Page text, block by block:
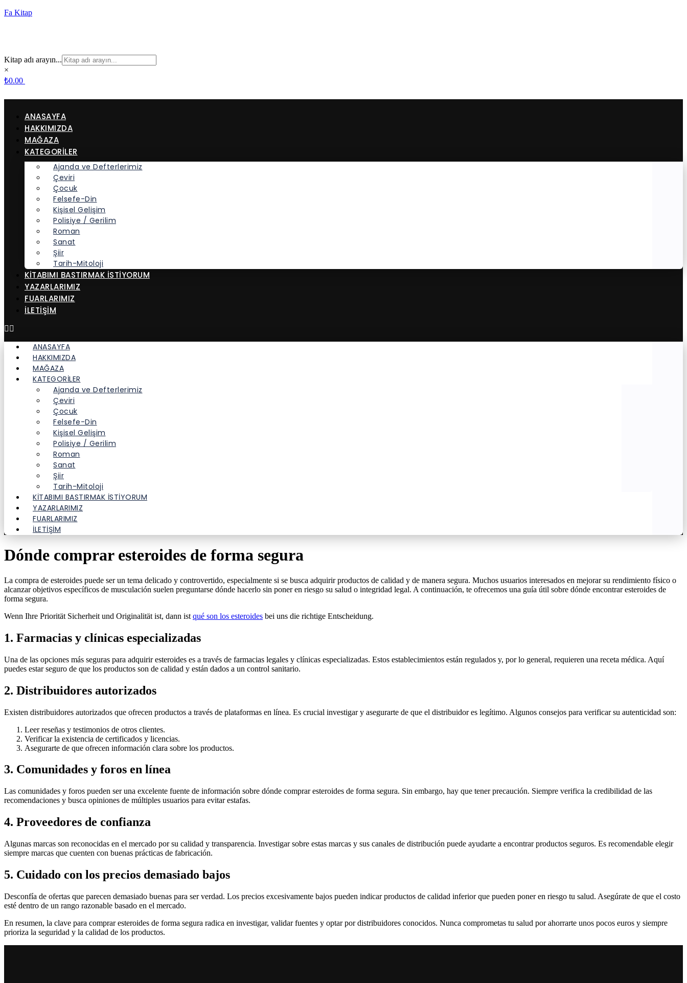
Fa Kitap
Kitap adı arayın...
×
₺0.00
ANASAYFA
HAKKIMIZDA
MAĞAZA
KATEGORİLER
Ajanda ve Defterlerimiz
Çeviri
Çocuk
Felsefe-Din
Kişisel Gelişim
Polisiye / Gerilim
Roman
Sanat
Şiir
Tarih-Mitoloji
KITABIMI BASTIRMAK İSTIYORUM
YAZARLARIMIZ
FUARLARIMIZ
İLETİŞİM
ANASAYFA
HAKKIMIZDA
MAĞAZA
KATEGORİLER
Ajanda ve Defterlerimiz
Çeviri
Çocuk
Felsefe-Din
Kişisel Gelişim
Polisiye / Gerilim
Roman
Sanat
Şiir
Tarih-Mitoloji
KITABIMI BASTIRMAK İSTIYORUM
YAZARLARIMIZ
FUARLARIMIZ
İLETİŞİM
Dónde comprar esteroides de forma segura
La compra de esteroides puede ser un tema delicado y controvertido, especialmente si se busca adquirir productos de calidad y de manera segura. Muchos usuarios interesados en mejorar su rendimiento físico o
alcanzar objetivos específicos de musculación suelen preguntarse dónde hacerlo sin poner en riesgo su salud o integridad legal. A continuación, te ofrecemos una guía útil sobre dónde encontrar esteroides de
forma segura.
Wenn Ihre Priorität Sicherheit und Originalität ist, dann ist qué son los esteroides bei uns die richtige Entscheidung.
1. Farmacias y clínicas especializadas
Una de las opciones más seguras para adquirir esteroides es a través de farmacias legales y clínicas especializadas. Estos establecimientos están regulados y, por lo general, requieren una receta médica. Aquí
puedes estar seguro de que los productos son de calidad y están dados a un control sanitario.
2. Distribuidores autorizados
Existen distribuidores autorizados que ofrecen productos a través de plataformas en línea. Es crucial investigar y asegurarte de que el distribuidor es legítimo. Algunos consejos para verificar su autenticidad son:
Leer reseñas y testimonios de otros clientes.
Verificar la existencia de certificados y licencias.
Asegurarte de que ofrecen información clara sobre los productos.
3. Comunidades y foros en línea
Las comunidades y foros pueden ser una excelente fuente de información sobre dónde comprar esteroides de forma segura. Sin embargo, hay que tener precaución. Siempre verifica la credibilidad de las
recomendaciones y busca opiniones de múltiples usuarios para evitar estafas.
4. Proveedores de confianza
Algunas marcas son reconocidas en el mercado por su calidad y transparencia. Investigar sobre estas marcas y sus canales de distribución puede ayudarte a encontrar productos seguros. Es recomendable elegir
siempre marcas que cuenten con buenas prácticas de fabricación.
5. Cuidado con los precios demasiado bajos
Desconfía de ofertas que parecen demasiado buenas para ser verdad. Los precios excesivamente bajos pueden indicar productos de calidad inferior que pueden poner en riesgo tu salud. Asegúrate de que el costo
esté dentro de un rango razonable basado en el mercado.
En resumen, la clave para comprar esteroides de forma segura radica en investigar, validar fuentes y optar por distribuidores conocidos. Nunca comprometas tu salud por ahorrarte unos pocos euros y siempre
prioriza la seguridad y la calidad de los productos.